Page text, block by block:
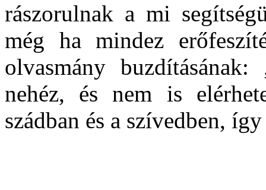
rászorulnak a mi
még ha mindez
olvasmány buzdításának:
nehéz, és nem is
szádban és a szívedben,